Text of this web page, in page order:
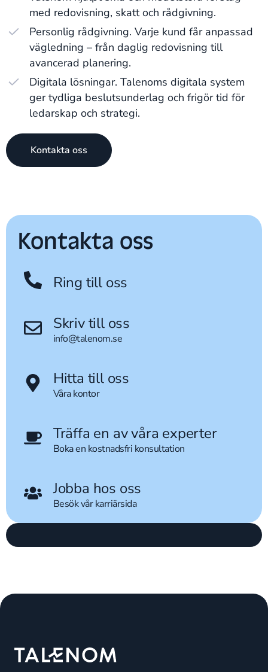
med redovisning, skatt och rådgivning.
Personlig rådgivning. Varje kund får anpassad
vägledning – från daglig redovisning till
avancerad planering.
Digitala lösningar. Talenoms digitala system
ger tydliga beslutsunderlag och frigör tid för
ledarskap och strategi.
Kontakta oss
Kontakta oss
Ring till oss
Skriv till oss
info@talenom.se
Hitta till oss
Våra kontor
Träffa en av våra experter
Boka en kostnadsfri konsultation
Jobba hos oss
Besök vår karriärsida